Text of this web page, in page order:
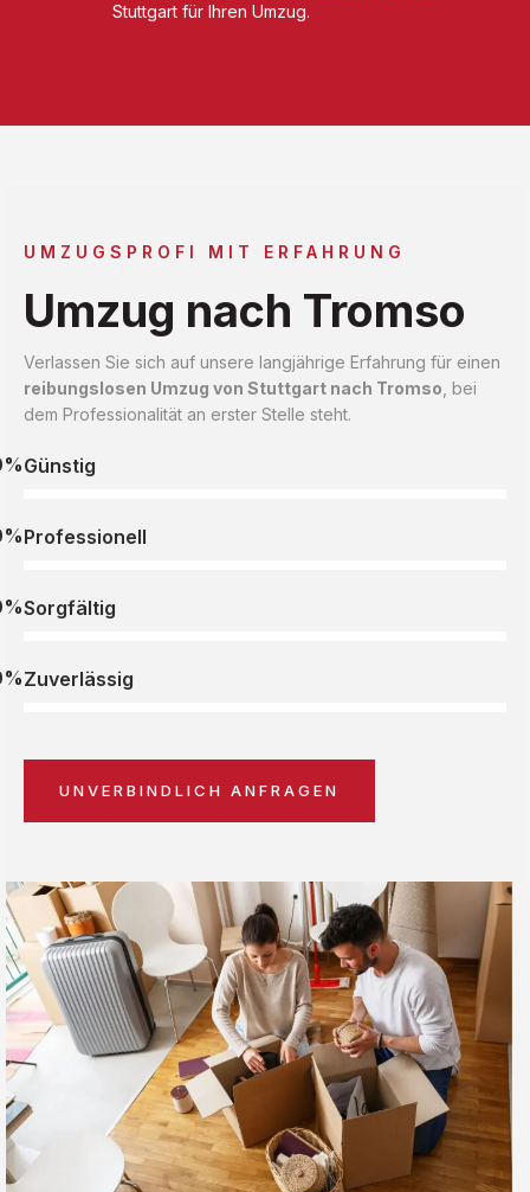
Stuttgart für Ihren Umzug.
UMZUGSPROFI MIT ERFAHRUNG
Umzug nach Tromso
Verlassen Sie sich auf unsere langjährige Erfahrung für einen
reibungslosen Umzug von Stuttgart nach Tromso , bei
dem Professionalität an erster Stelle steht.
Günstig
Professionell
Sorgfältig
Zuverlässig
UNVERBINDLICH ANFRAGEN